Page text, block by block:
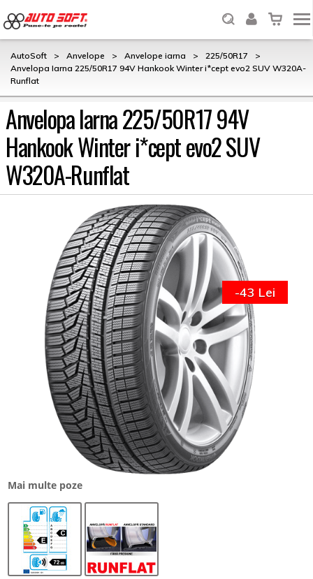
AutoSoft > Anvelope > Anvelope iarna > 225/50R17
>
Anvelopa Iarna 225/50R17 94V Hankook Winter i*cept evo2 SUV W320A-
Runflat
Anvelopa Iarna 225/50R17 94V
Hankook Winter i*cept evo2 SUV
W320A-Runflat
Mai multe poze
-43 Lei